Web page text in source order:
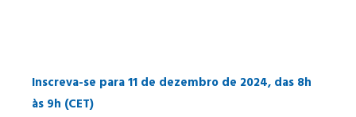
Inscreva-se para 11 de dezembro de 2024, das 8h
às 9h (CET)